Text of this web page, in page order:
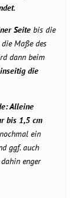
.
Seite bis die
Maße des
dann beim
die
Alleine
bis 1,5 cm
ein
ggf. auch
enger